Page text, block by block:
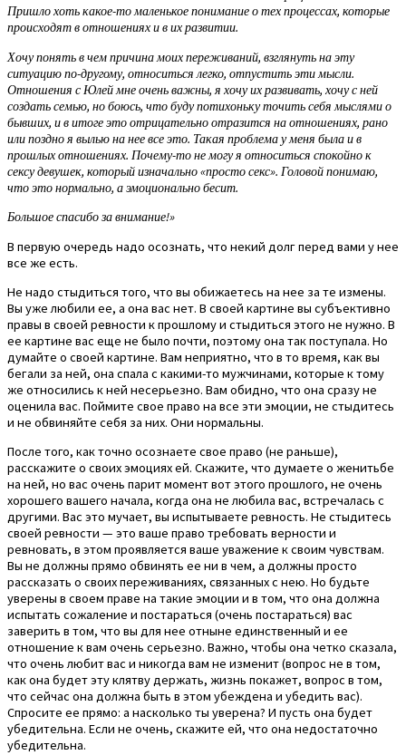
Пришло хоть какое-то маленькое понимание о тех процессах, которые
происходят в отношениях и в их развитии.
Хочу понять в чем причина моих переживаний, взглянуть на эту
ситуацию по-другому, относиться легко, отпустить эти мысли.
Отношения с Юлей мне очень важны, я хочу их развивать, хочу с ней
создать семью, но боюсь, что буду потихоньку точить себя мыслями о
бывших, и в итоге это отрицательно отразится на отношениях, рано
или поздно я вылью на нее все это. Такая проблема у меня была и в
прошлых отношениях. Почему-то не могу я относиться спокойно к
сексу девушек, который изначально «просто секс». Головой понимаю,
что это нормально, а эмоционально бесит.
Большое спасибо за внимание!»
В первую очередь надо осознать, что некий долг перед вами у нее
все же есть.
Не надо стыдиться того, что вы обижаетесь на нее за те измены.
Вы уже любили ее, а она вас нет. В своей картине вы субъективно
правы в своей ревности к прошлому и стыдиться этого не нужно. В
ее картине вас еще не было почти, поэтому она так поступала. Но
думайте о своей картине. Вам неприятно, что в то время, как вы
бегали за ней, она спала с какими-то мужчинами, которые к тому
же относились к ней несерьезно. Вам обидно, что она сразу не
оценила вас. Поймите свое право на все эти эмоции, не стыдитесь
и не обвиняйте себя за них. Они нормальны.
После того, как точно осознаете свое право (не раньше),
расскажите о своих эмоциях ей. Скажите, что думаете о женитьбе
на ней, но вас очень парит момент вот этого прошлого, не очень
хорошего вашего начала, когда она не любила вас, встречалась с
другими. Вас это мучает, вы испытываете ревность. Не стыдитесь
своей ревности — это ваше право требовать верности и
ревновать, в этом проявляется ваше уважение к своим чувствам.
Вы не должны прямо обвинять ее ни в чем, а должны просто
рассказать о своих переживаниях, связанных с нею. Но будьте
уверены в своем праве на такие эмоции и в том, что она должна
испытать сожаление и постараться (очень постараться) вас
заверить в том, что вы для нее отныне единственный и ее
отношение к вам очень серьезно. Важно, чтобы она четко сказала,
что очень любит вас и никогда вам не изменит (вопрос не в том,
как она будет эту клятву держать, жизнь покажет, вопрос в том,
что сейчас она должна быть в этом убеждена и убедить вас).
Спросите ее прямо: а насколько ты уверена? И пусть она будет
убедительна. Если не очень, скажите ей, что она недостаточно
убедительна.